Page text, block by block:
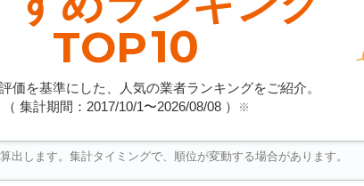
TOP10
価を基準にした、人気の業者ランキングをご紹介。
（ 集計期間：2017/10/1〜2026/08/08） ※
します。集計タイミングで、順位が変動する場合があります。